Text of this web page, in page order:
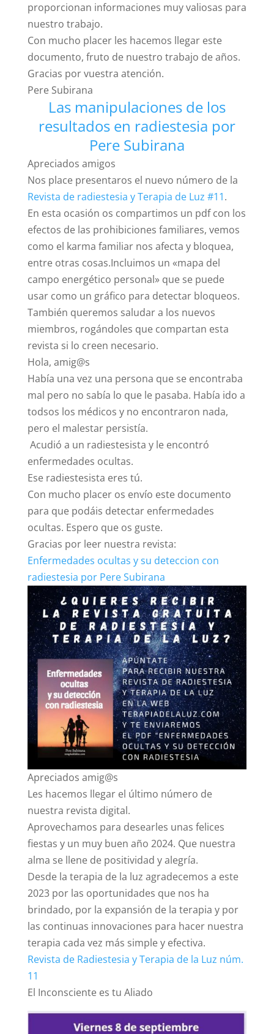
proporcionan informaciones muy valiosas para
nuestro trabajo.
Con mucho placer les hacemos llegar este
documento, fruto de nuestro trabajo de años.
Gracias por vuestra atención.
Pere Subirana
Las manipulaciones de los
resultados en radiestesia por
Pere Subirana
Apreciados amigos
Nos place presentaros el nuevo número de la
Revista de radiestesia y Terapia de Luz #11.
En esta ocasión os compartimos un pdf con los
efectos de las prohibiciones familiares, vemos
como el karma familiar nos afecta y bloquea,
entre otras cosas.Incluimos un «mapa del
campo energético personal» que se puede
usar como un gráfico para detectar bloqueos.
También queremos saludar a los nuevos
miembros, rogándoles que compartan esta
revista si lo creen necesario.
Hola, amig@s
Había una vez una persona que se encontraba
mal pero no sabía lo que le pasaba. Había ido a
todsos los médicos y no encontraron nada,
pero el malestar persistía.
Acudió a un radiestesista y le encontró
enfermedades ocultas.
Ese radiestesista eres tú.
Con mucho placer os envío este documento
para que podáis detectar enfermedades
ocultas. Espero que os guste.
Gracias por leer nuestra revista:
Enfermedades ocultas y su deteccion con
radiestesia por Pere Subirana
Apreciados amig@s
Les hacemos llegar el último número de
nuestra revista digital.
Aprovechamos para desearles unas felices
fiestas y un muy buen año 2024. Que nuestra
alma se llene de positividad y alegría.
Desde la terapia de la luz agradecemos a este
2023 por las oportunidades que nos ha
brindado, por la expansión de la terapia y por
las continuas innovaciones para hacer nuestra
terapia cada vez más simple y efectiva.
Revista de Radiestesia y Terapia de la Luz núm.
11
El Inconsciente es tu Aliado